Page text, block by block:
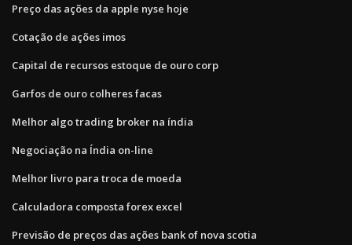
Preço das ações da apple nyse hoje
Cotação de ações imos
Capital de recursos estoque de ouro corp
Garfos de ouro colheres facas
Melhor algo trading broker na índia
Negociação na Índia on-line
Melhor livro para troca de moeda
Calculadora composta forex excel
Previsão de preços das ações bank of nova scotia